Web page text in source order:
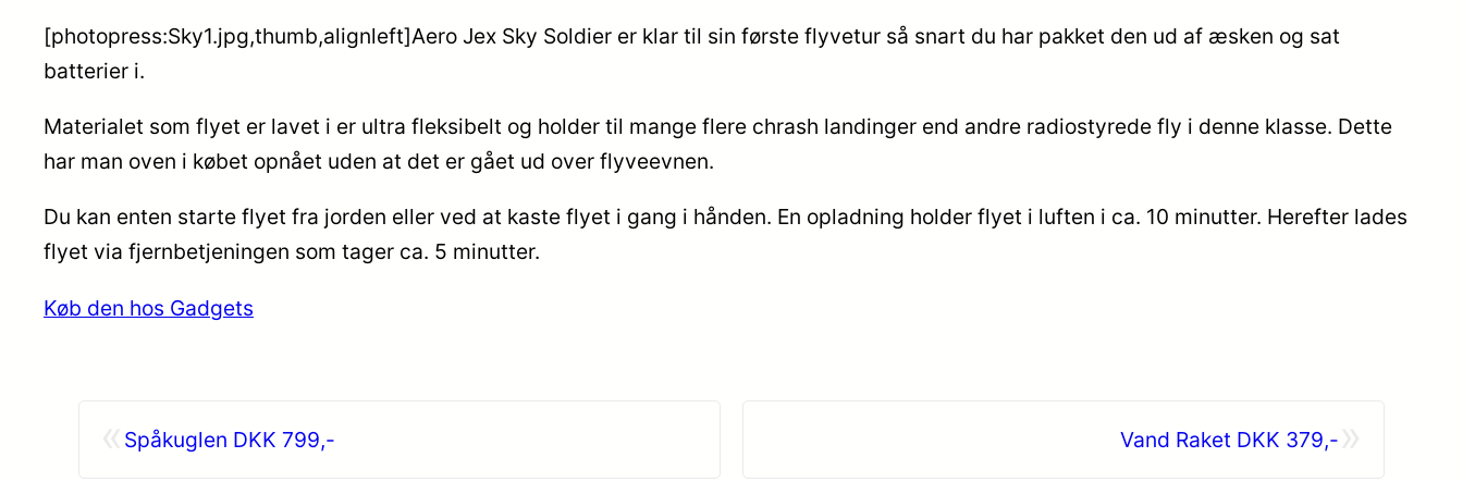
[photopress:Sky1.jpg,thumb,alignleft]Aero Jex Sky Soldier er klar til sin første flyvetur så snart du har pakket den ud af æsken og sat
batterier i.
Materialet som flyet er lavet i er ultra fleksibelt og holder til mange flere chrash landinger end andre radiostyrede fly i denne klasse. Dette
har man oven i købet opnået uden at det er gået ud over flyveevnen.
Du kan enten starte flyet fra jorden eller ved at kaste flyet i gang i hånden. En opladning holder flyet i luften i ca. 10 minutter. Herefter lades
flyet via fjernbetjeningen som tager ca. 5 minutter.
Køb den hos Gadgets
Spåkuglen DKK 799,- Vand Raket DKK 379,-